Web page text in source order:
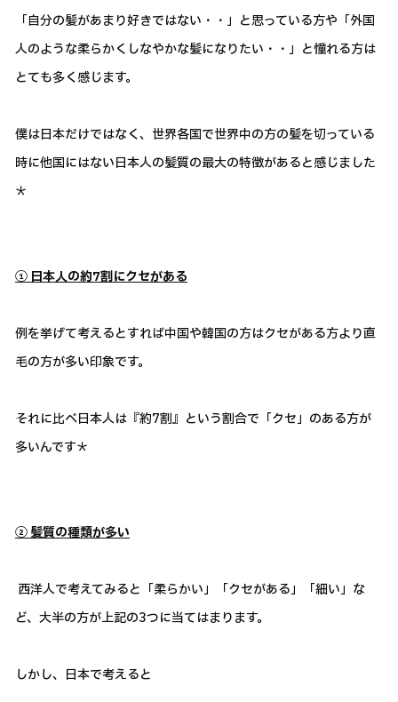
「自分の髪があまり好きではない・・」と思っている方や「外国
人のような柔らかくしなやかな髪になりたい・・」と憧れる方は
とても多く感じます。
僕は日本だけではなく、世界各国で世界中の方の髪を切っている
時に他国にはない日本人の髪質の最大の特徴があると感じました
＊
① 日本人の約7割にクセがある
例を挙げて考えるとすれば中国や韓国の方はクセがある方より直
毛の方が多い印象です。
それに比べ日本人は『約7割』という割合で「クセ」のある方が
多いんです＊
② 髪質の種類が多い
西洋人で考えてみると「柔らかい」「クセがある」「細い」な
ど、大半の方が上記の3つに当てはまります。
しかし、日本で考えると